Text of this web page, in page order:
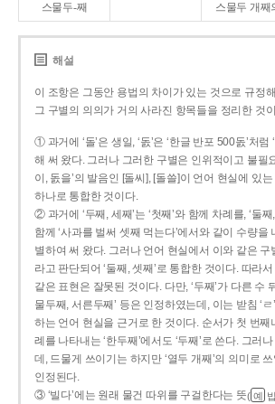
스물두-째 스물두 개째
해설
이 조항은 그동안 용법의 차이가 있는 것으로 규정
그 구별의 의의가 거의 사라진 항목들을 정리한 것
① 과거에 ‘돌’은 생일, ‘돐’은 ‘한글 반포 500돐’처럼
해 써 왔다. 그러나 그러한 구별은 인위적이고 불필
이, 돐을’의 발음인 [돌씨], [돌쓸]이 언어 현실에 있는
하나로 통합한 것이다.
② 과거에 ‘두째, 세째’는 ‘첫째’와 함께 차례를, ‘둘째
함께 ‘사과를 벌써 셋째 먹는다’에서와 같이 수량을
별하여 써 왔다. 그러나 언어 현실에서 이와 같은 구
라고 판단되어 ‘둘째, 셋째’로 통합한 것이다. 따라서
같은 표현은 잘못된 것이다. 다만, ‘두째’가 다른 수
물두째, 서른두째’ 등은 인정하였는데, 이는 받침 ‘
하는 언어 현실을 근거로 한 것이다. 순서가 첫 번째
례를 나타내는 ‘한두째’에서도 ‘두째’로 쓴다. 그러
데, 드물게 쓰이기는 하지만 ‘열두 개째’의 의미로 쓰
인정된다.
③ ‘빌다’에는 원래 물건 따위를 구걸한다는 뜻( 예